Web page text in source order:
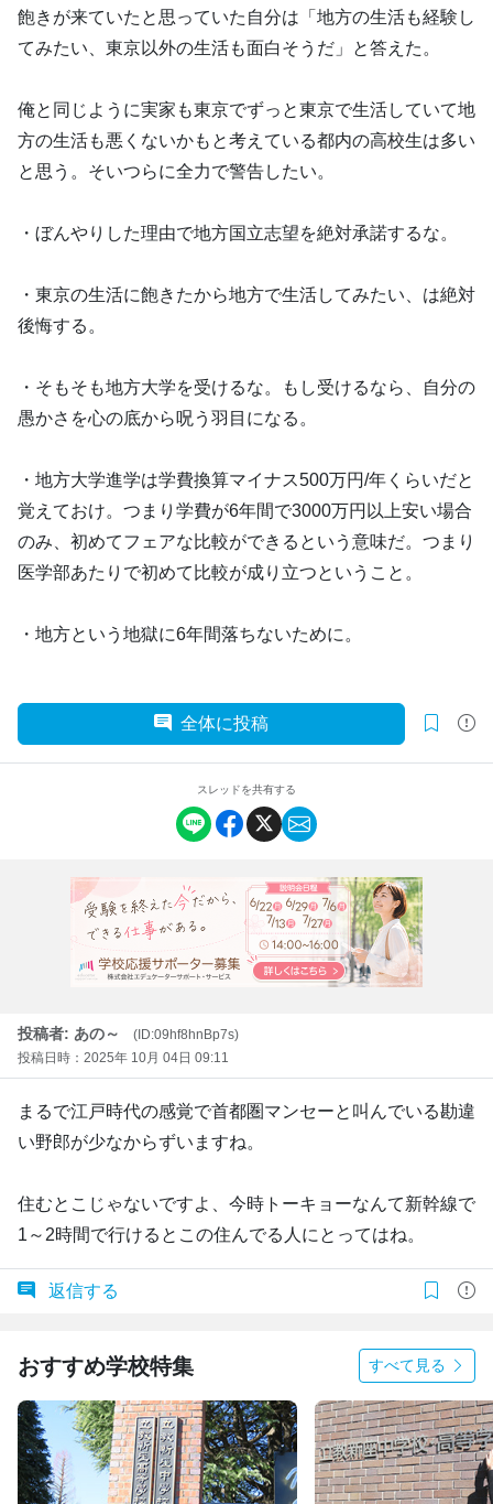
飽きが来ていたと思っていた自分は「地方の生活も経験し
てみたい、東京以外の生活も面白そうだ」と答えた。
俺と同じように実家も東京でずっと東京で生活していて地
方の生活も悪くないかもと考えている都内の高校生は多い
と思う。そいつらに全力で警告したい。
・ぼんやりした理由で地方国立志望を絶対承諾するな。
・東京の生活に飽きたから地方で生活してみたい、は絶対
後悔する。
・そもそも地方大学を受けるな。もし受けるなら、自分の
愚かさを心の底から呪う羽目になる。
・地方大学進学は学費換算マイナス500万円/年くらいだと
覚えておけ。つまり学費が6年間で3000万円以上安い場合
のみ、初めてフェアな比較ができるという意味だ。つまり
医学部あたりで初めて比較が成り立つということ。
・地方という地獄に6年間落ちないために。
全体に投稿
スレッドを共有する
投稿者: あの～
(ID:09hf8hnBp7s)
投稿日時：2025年 10月 04日 09:11
まるで江戸時代の感覚で首都圏マンセーと叫んでいる勘違
い野郎が少なからずいますね。
住むとこじゃないですよ、今時トーキョーなんて新幹線で
1～2時間で行けるとこの住んでる人にとってはね。
返信する
おすすめ学校特集 すべて見る